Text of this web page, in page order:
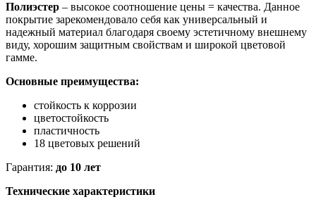
Полиэстер – высокое соотношение цены = качества. Данное
покрытие зарекомендовало себя как универсальный и
надежный материал благодаря своему эстетичному внешнему
виду, хорошим защитным свойствам и широкой цветовой
гамме.
Основные преимущества:
стойкость к коррозии
цветостойкость
пластичность
18 цветовых решений
Гарантия: до 10 лет
Технические характеристики